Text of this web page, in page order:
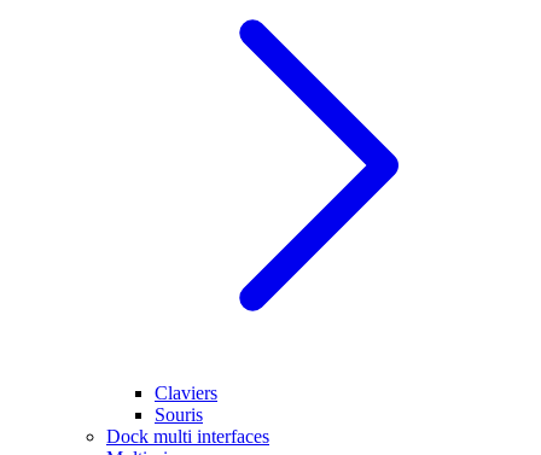
Claviers
Souris
Dock multi interfaces